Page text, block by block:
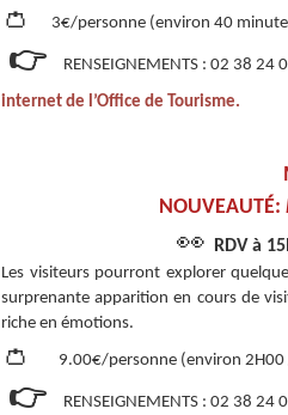
👛 3€/personne (environ 40
👉 RENSEIGNEMENTS : 02 38 24
internet de l’Office de Tourisme.
NOUVEAUTÉ:
👀 RDV à
Les visiteurs pourront explorer
surprenante apparition en cours de
riche en émotions.
👛 9.00€/personne (environ 2H00
👉 RENSEIGNEMENTS : 02 38 24